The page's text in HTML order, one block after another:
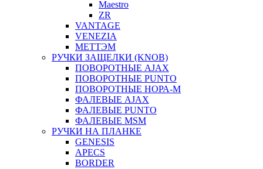
Maestro
ZR
VANTAGE
VENEZIA
МЕТТЭМ
РУЧКИ ЗАЩЕЛКИ (KNOB)
ПОВОРОТНЫЕ AJAX
ПОВОРОТНЫЕ PUNTO
ПОВОРОТНЫЕ НОРА-М
ФАЛЕВЫЕ AJAX
ФАЛЕВЫЕ PUNTO
ФАЛЕВЫЕ MSM
РУЧКИ НА ПЛАНКЕ
GENESIS
APECS
BORDER